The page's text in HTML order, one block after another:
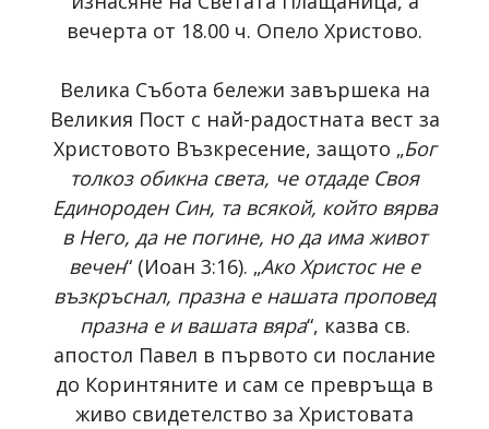
вечерта от 18.00 ч. Опело Христово.
Велика Събота бележи завършека на
Великия Пост с най-радостната вест за
Христовото Възкресение, защото „Бог
толкоз обикна света, че отдаде Своя
Единороден Син, та всякой, който вярва
в Него, да не погине, но да има живот
вечен“ (Иоан 3:16). „Ако Христос не е
възкръснал, празна е нашата проповед
празна е и вашата вяра“, казва св.
апостол Павел в първото си послание
до Коринтяните и сам се превръща в
живо свидетелство за Христовата